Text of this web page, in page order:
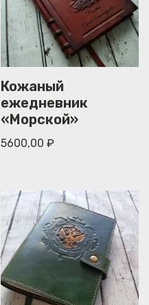
Кожаный
ежедневник
«Морской»
5600,00₽